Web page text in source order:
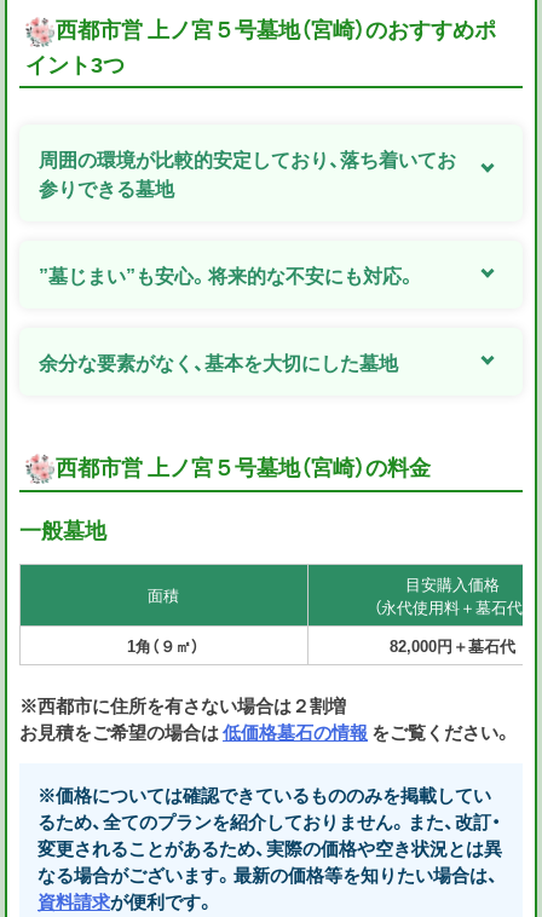
西都市営 上ノ宮５号墓地（宮崎）のおすすめポ
イント3つ
周囲の環境が比較的安定しており、落ち着いてお
参りできる墓地
”墓じまい”も安心。将来的な不安にも対応。
余分な要素がなく、基本を大切にした墓地
西都市営 上ノ宮５号墓地（宮崎）の料金
一般墓地
面積
目安購入価格
（永代使用料＋墓石代）
1角（９㎡）
82,000円＋墓石代
※西都市に住所を有さない場合は２割増
お見積をご希望の場合は低価格墓石の情報 をご覧ください。
※価格については確認できているもののみを掲載してい
るため、全てのプランを紹介しておりません。また、改訂・
変更されることがあるため、実際の価格や空き状況とは異
なる場合がございます。最新の価格等を知りたい場合は、
資料請求が便利です。